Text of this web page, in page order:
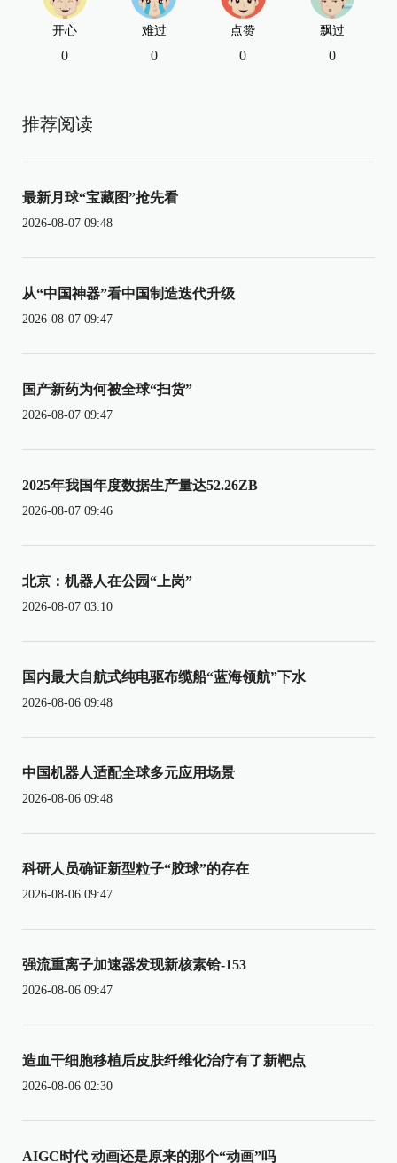
开心
0
难过
0
点赞
0
飘过
0
推荐阅读
最新月球“宝藏图”抢先看
2026-08-07 09:48
从“中国神器”看中国制造迭代升级
2026-08-07 09:47
国产新药为何被全球“扫货”
2026-08-07 09:47
2025年我国年度数据生产量达52.26ZB
2026-08-07 09:46
北京：机器人在公园“上岗”
2026-08-07 03:10
国内最大自航式纯电驱布缆船“蓝海领航”下水
2026-08-06 09:48
中国机器人适配全球多元应用场景
2026-08-06 09:48
科研人员确证新型粒子“胶球”的存在
2026-08-06 09:47
强流重离子加速器发现新核素铪-153
2026-08-06 09:47
造血干细胞移植后皮肤纤维化治疗有了新靶点
2026-08-06 02:30
AIGC时代 动画还是原来的那个“动画”吗